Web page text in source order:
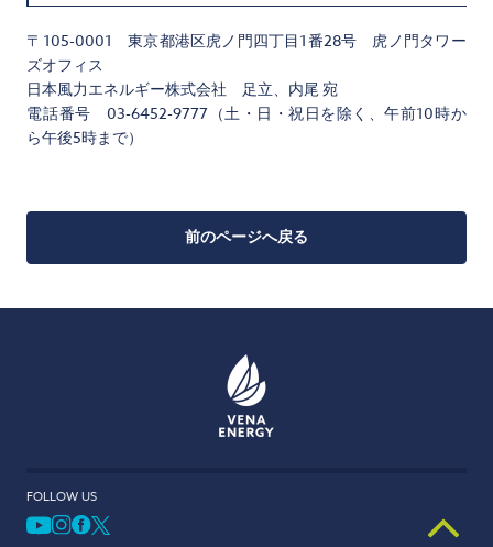
〒105-0001 東京都港区虎ノ門四丁目1番28号 虎ノ門タワー
ズオフィス
日本風力エネルギー株式会社 足立、内尾 宛
電話番号 03-6452-9777（土・日・祝日を除く、午前10時か
ら午後5時まで）
前のページへ戻る
FOLLOW US